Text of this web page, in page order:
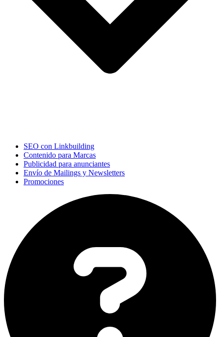
SEO con Linkbuilding
Contenido para Marcas
Publicidad para anunciantes
Envío de Mailings y Newsletters
Promociones